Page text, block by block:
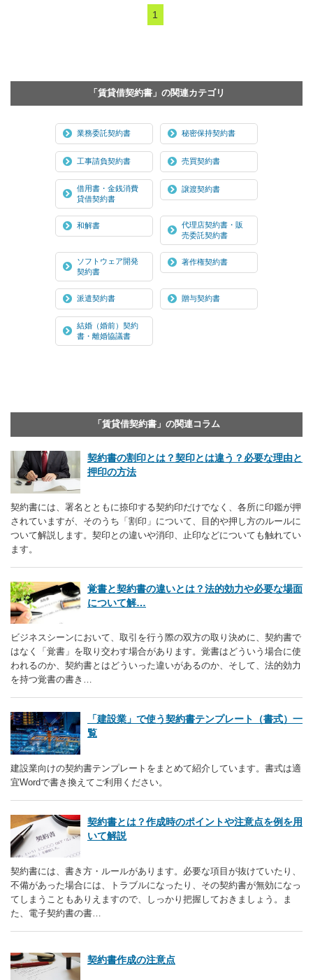
1
「賃貸借契約書」の関連カテゴリ
業務委託契約書 秘密保持契約書
工事請負契約書 売買契約書
借用書・金銭消費
貸借契約書
譲渡契約書
和解書
代理店契約書・販
売委託契約書
ソフトウェア開発
契約書
著作権契約書
派遣契約書 贈与契約書
結婚（婚前）契約
書・離婚協議書
「賃貸借契約書」の関連コラム
契約書の割印とは？契印とは違う？必要な理由と
押印の方法
契約書には、署名とともに捺印する契約印だけでなく、各所に印鑑が押
されていますが、そのうち「割印」について、目的や押し方のルールに
ついて解説します。契印との違いや消印、止印などについても触れてい
ます。
覚書と契約書の違いとは？法的効力や必要な場面
について解…
ビジネスシーンにおいて、取引を行う際の双方の取り決めに、契約書で
はなく「覚書」を取り交わす場合があります。覚書はどういう場合に使
われるのか、契約書とはどういった違いがあるのか、そして、法的効力
を持つ覚書の書き…
「建設業」で使う契約書テンプレート（書式）一
覧
建設業向けの契約書テンプレートをまとめて紹介しています。書式は適
宜Wordで書き換えてご利用ください。
契約書とは？作成時のポイントや注意点を例を用
いて解説
契約書には、書き方・ルールがあります。必要な項目が抜けていたり、
不備があった場合には、トラブルになったり、その契約書が無効になっ
てしまうこともありえますので、しっかり把握しておきましょう。ま
た、電子契約書の書…
契約書作成の注意点